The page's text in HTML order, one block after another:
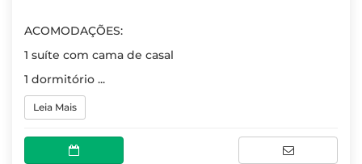
ACOMODAÇÕES:
1 suíte com cama de casal
1 dormitório ...
Leia Mais